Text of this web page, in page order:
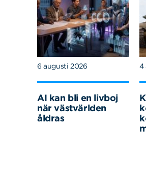
6 augusti 2026
AI kan bli en livboj
när västvärlden
åldras
4